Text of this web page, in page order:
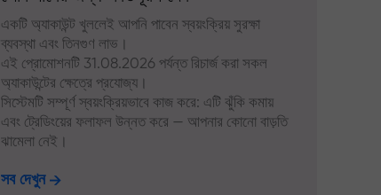
একটি অ্যাকাউন্ট খুললেই আপনি পাবেন স্বয়ংক্রিয় সুরক্ষা
ব্যবস্থা এবং তিনগুণ লাভ।
এই প্রোমোশনটি 31.08.2026 পর্যন্ত রিচার্জ করা সকল
অ্যাকাউন্টের ক্ষেত্রে প্রযোজ্য।
সিস্টেমটি সম্পূর্ণ স্বয়ংক্রিয়ভাবে কাজ করে: এটি ঝুঁকি কমায়
এবং ট্রেডিংয়ের ফলাফল উন্নত করে — আপনার কোনো বাড়তি
ঝামেলা নেই।
সব দেখুন